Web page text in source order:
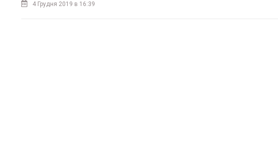
4 Грудня 2019 в 16:39